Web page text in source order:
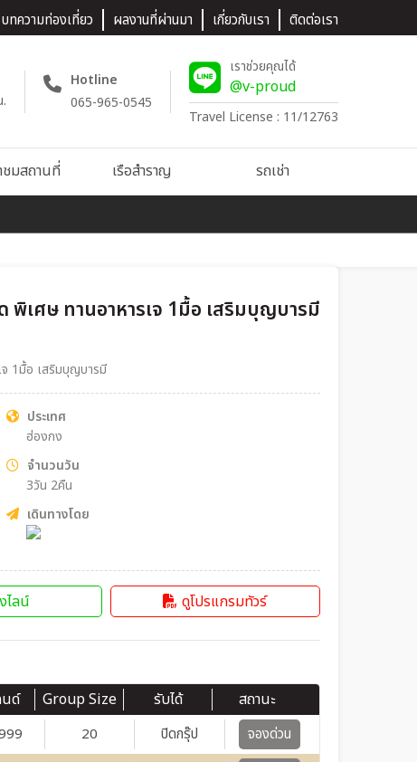
บทความท่องเที่ยว ผลงานที่ผ่านมา เกี่ยวกับเรา ติดต่อเรา
Hotline
065-965-0545
เราช่วยคุณได้
@v-proud
Travel License : 11/12763
ชมสถานที่ เรือสำราญ รถเช่า
พิเศษ ทานอาหารเจ 1มื้อ เสริมบุญบารมี
1มื้อ เสริมบุญบารมี
ประเทศ
ฮ่องกง
จำนวนวัน
3วัน 2คืน
เดินทางโดย
ไลน์ ดูโปรแกรมทัวร์
ด์ Group Size รับได้ สถานะ
20 ปิดกรุ๊ป
จองด่วน